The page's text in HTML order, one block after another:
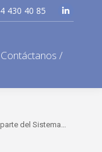
430 40 85
Contáctanos /
del Sistema…